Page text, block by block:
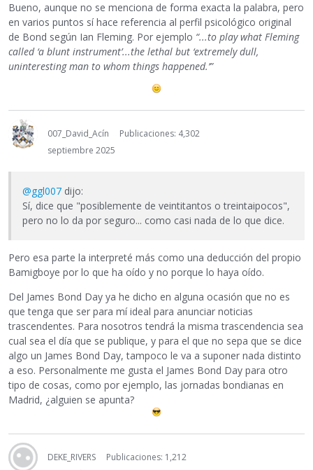
Bueno, aunque no se menciona de forma exacta la palabra, pero
en varios puntos sí hace referencia al perfil psicológico original
de Bond según Ian Fleming. Por ejemplo “...to play what Fleming
called ‘a blunt instrument’...the lethal but ‘extremely dull,
uninteresting man to whom things happened.’”
007_David_Acín
Publicaciones: 4,302
septiembre 2025
@ggl007 dijo:
Sí, dice que "posiblemente de veintitantos o treintaipocos",
pero no lo da por seguro... como casi nada de lo que dice.
Pero esa parte la interpreté más como una deducción del propio
Bamigboye por lo que ha oído y no porque lo haya oído.
Del James Bond Day ya he dicho en alguna ocasión que no es
que tenga que ser para mí ideal para anunciar noticias
trascendentes. Para nosotros tendrá la misma trascendencia sea
cual sea el día que se publique, y para el que no sepa que se dice
algo un James Bond Day, tampoco le va a suponer nada distinto
a eso. Personalmente me gusta el James Bond Day para otro
tipo de cosas, como por ejemplo, las jornadas bondianas en
Madrid, ¿alguien se apunta?
DEKE_RIVERS
Publicaciones: 1,212